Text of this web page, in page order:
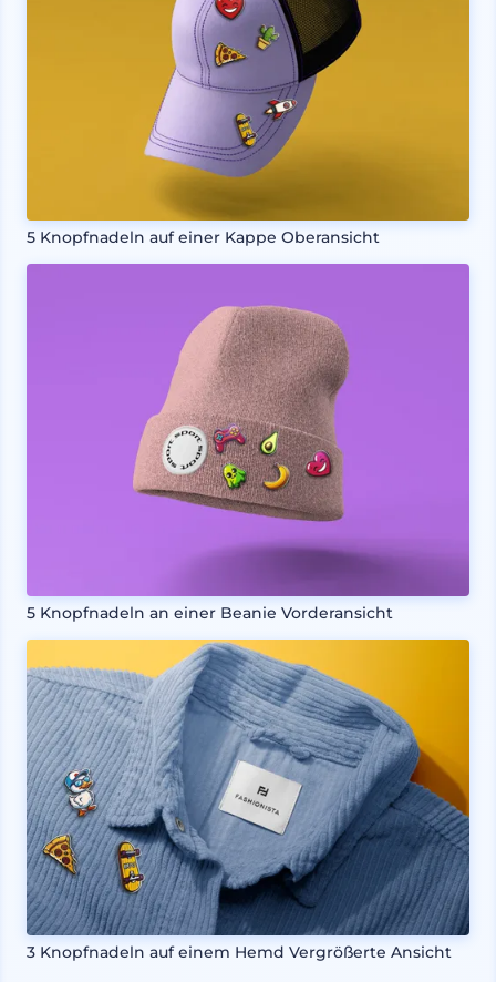
5 Knopfnadeln auf einer Kappe Oberansicht
5 Knopfnadeln an einer Beanie Vorderansicht
3 Knopfnadeln auf einem Hemd Vergrößerte Ansicht